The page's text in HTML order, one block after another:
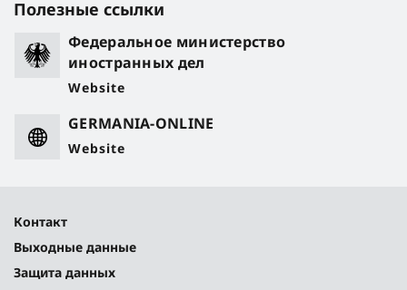
Полезные ссылки
Федеральное министерство
иностранных дел
Website
GERMANIA-ONLINE
Website
Контакт
Выходные данные
Защита данных